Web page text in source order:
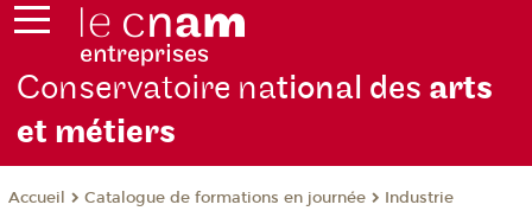
Conservatoire national des arts
et métiers
Accueil Catalogue de formations en journée Industrie